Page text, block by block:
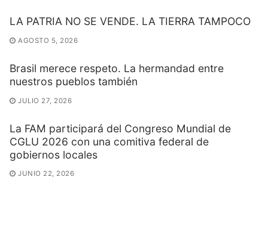
LA PATRIA NO SE VENDE. LA TIERRA TAMPOCO
AGOSTO 5, 2026
Brasil merece respeto. La hermandad entre
nuestros pueblos también
JULIO 27, 2026
La FAM participará del Congreso Mundial de
CGLU 2026 con una comitiva federal de
gobiernos locales
JUNIO 22, 2026